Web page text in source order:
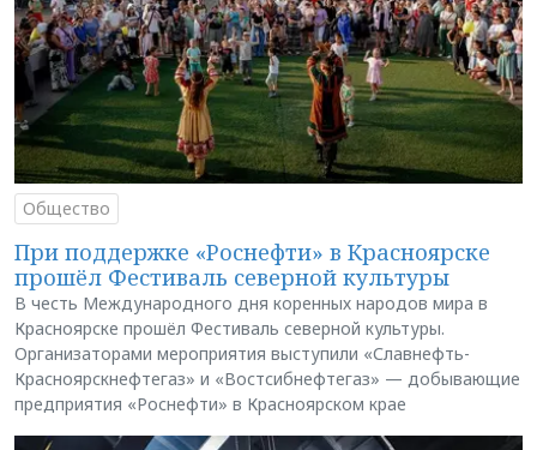
Общество
При поддержке «Роснефти» в Красноярске
прошёл Фестиваль северной культуры
В честь Международного дня коренных народов мира в
Красноярске прошёл Фестиваль северной культуры.
Организаторами мероприятия выступили «Славнефть-
Красноярскнефтегаз» и «Востсибнефтегаз» — добывающие
предприятия «Роснефти» в Красноярском крае